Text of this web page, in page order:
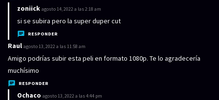
e
:
zoniickd
i
c
e
:
agosto 14, 2022 a las 2:18 am
si se subira pero la super duper cut
RESPONDER
Rauld
i
c
e
:
agosto 13, 2022 a las 11:58 am
Amigo podrías subir esta peli en formato 1080p. Te lo agradecería
muchísimo
RESPONDER
Ochaco dagosto 13, 2022 a las 4:44 pm